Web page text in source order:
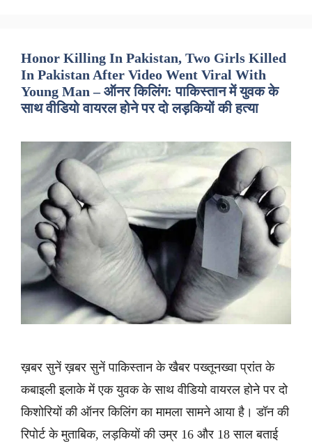
Honor Killing In Pakistan, Two Girls Killed
In Pakistan After Video Went Viral With
Young Man – ऑनर किलिंग: पाकिस्तान में युवक के
साथ वीडियो वायरल होने पर दो लड़कियों की हत्या
ख़बर सुनें ख़बर सुनें पाकिस्तान के खैबर पख्तूनख्वा प्रांत के
कबाइली इलाके में एक युवक के साथ वीडियो वायरल होने पर दो
किशोरियों की ऑनर किलिंग का मामला सामने आया है। डॉन की
रिपोर्ट के मुताबिक, लड़कियों की उम्र 16 और 18 साल बताई